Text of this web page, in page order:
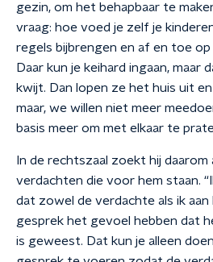
gezin, om het behapbaar te
vraag: hoe voed je zelf je
regels bijbrengen en af en toe
Daar kun je keihard ingaan, maar
kwijt. Dan lopen ze het huis uit
maar, we willen niet meer
basis meer om met elkaar te
In de rechtszaal zoekt hij
verdachten die voor hem staan.
dat zowel de verdachte als ik
gesprek het gevoel hebben dat
is geweest. Dat kun je alleen